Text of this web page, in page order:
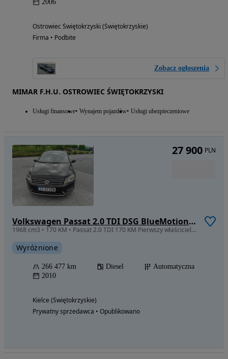
2006
Ostrowiec Świętokrzyski (Świętokrzyskie)
Firma • Podbite
Zobacz ogłoszenia
MIMAR F.H.U. OSTROWIEC ŚWIĘTOKRZYSKI
Usługi finansowe Wynajem pojazdów Usługi ubezpieczeniowe
Volkswagen Passat 2.0 TDI DSG BlueMotion Technology Highline
1968 cm3 • 170 KM • Passat 2.0 TDI 170 KM Pierwszy właściciel w Polsce Polecam!!!
Wyróżnione
266 477 km Diesel
Automatyczna
2010
Kielce (Świętokrzyskie)
Prywatny sprzedawca • Opublikowano
27 900 PLN